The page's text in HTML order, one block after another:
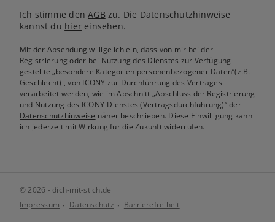
Ich stimme denAGB zu. Die Datenschutzhinweise
kannst du hiereinsehen.
Mit der Absendung willige ich ein, dass von mir bei der
Registrierung oder bei Nutzung des Dienstes zur Verfügung
gestellte„besondere Kategorien personenbezogener Daten“(z.B.
Geschlecht) , von ICONY zur Durchführung des Vertrages
verarbeitet werden, wie im Abschnitt „Abschluss der Registrierung
und Nutzung des ICONY-Dienstes (Vertragsdurchführung)“ der
Datenschutzhinweise näher beschrieben. Diese Einwilligung kann
ich jederzeit mit Wirkung für die Zukunft widerrufen.
© 2026 - dich-mit-stich.de
Impressum
Datenschutz Barrierefreiheit